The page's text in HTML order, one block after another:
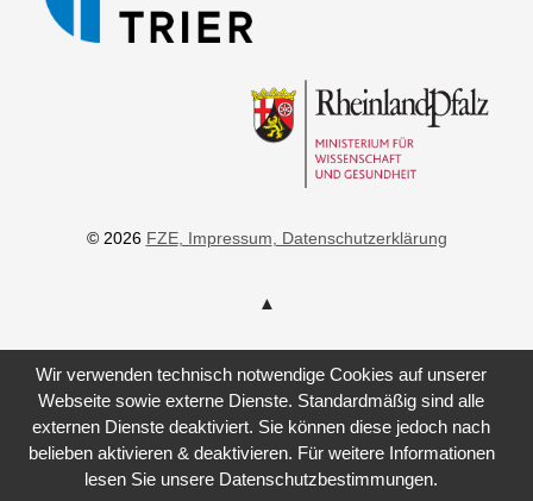
© 2026 FZE, Impressum , Datenschutzerklärung
Wir verwenden technisch notwendige Cookies auf unserer
Webseite sowie externe Dienste. Standardmäßig sind alle
externen Dienste deaktiviert. Sie können diese jedoch nach
belieben aktivieren & deaktivieren. Für weitere Informationen
lesen Sie unsere Datenschutzbestimmungen.